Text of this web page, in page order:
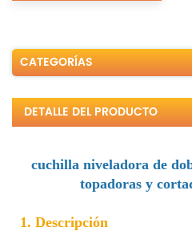
CATEGORÍAS
DETALLE DEL PRODUCTO
cuchilla niveladora de
topadoras y
1. Descripción